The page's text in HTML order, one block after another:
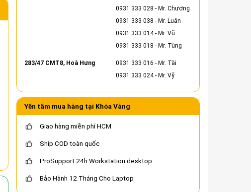
0931 333 028 - Mr. Chương
0931 333 038 - Mr. Luân
0931 333 014- Mr. Vũ
0931 333 018 - Mr. Tùng
283/47 CMT8, Hoà Hưng 0931 333 016 - Mr. Tài
0931 333 024- Mr. Vỹ
Yên tâm mua hàng tại Khóa Vàng
Giao hàng miễn phí HCM
Ship COD toàn quốc
ProSupport 24h Workstation desktop
Bảo Hành 12 Tháng Cho Laptop